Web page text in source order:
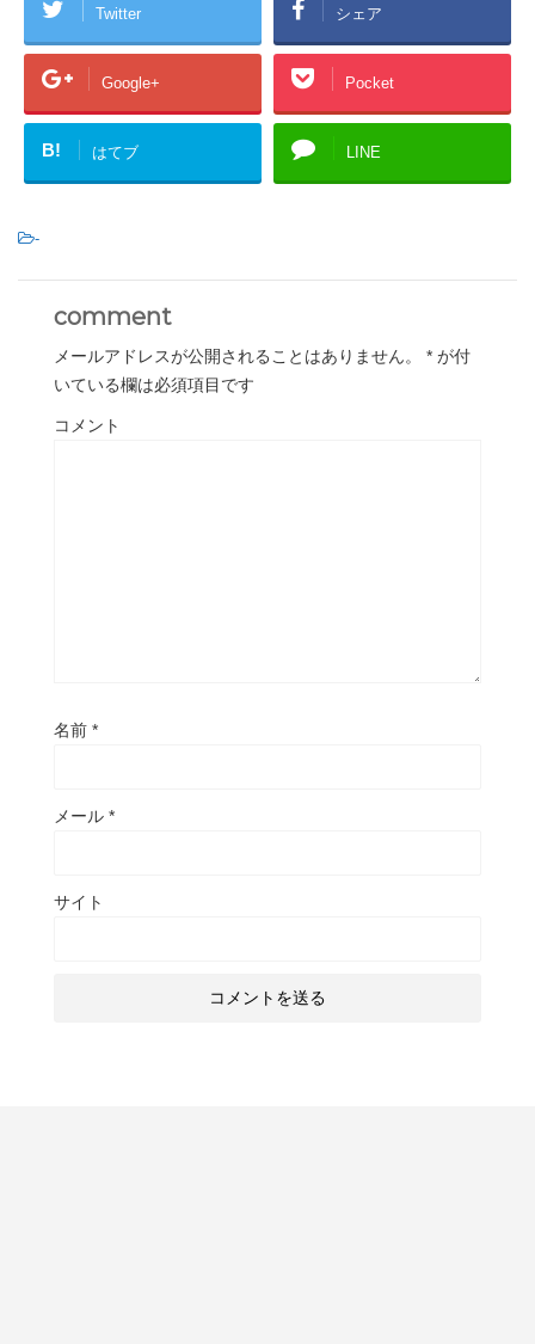
Twitter シェア
Google+ Pocket
B! はてブ LINE
-
comment
メールアドレスが公開されることはありません。 * が付
いている欄は必須項目です
コメント
名前 *
メール *
サイト